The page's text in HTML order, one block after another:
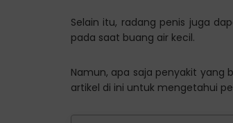
Selain itu, radang penis juga
pada saat buang air kecil.
Namun, apa saja penyakit yang
artikel di ini untuk mengetahui